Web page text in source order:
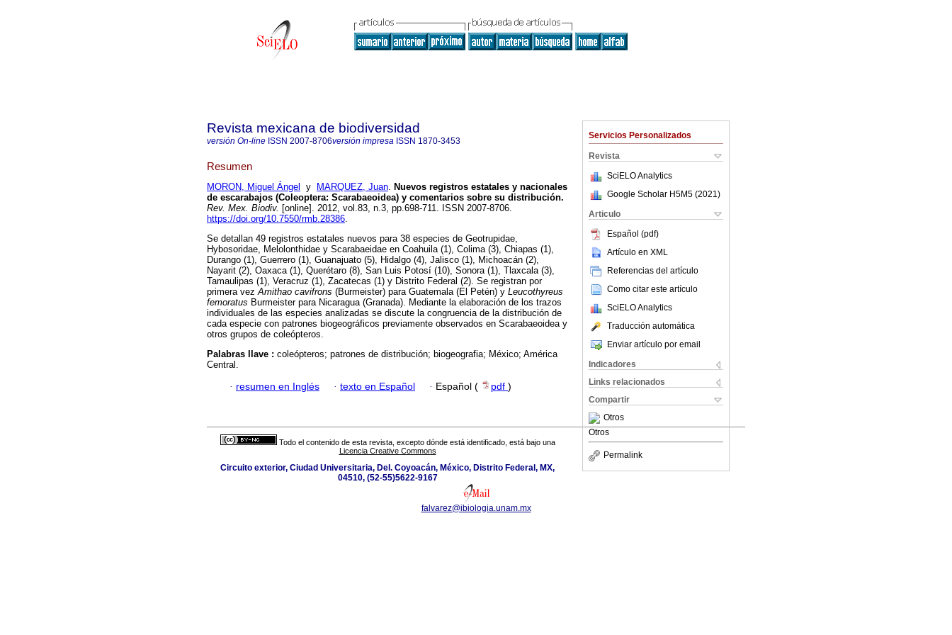
Servicios Personalizados
Revista
SciELO Analytics
Google Scholar H5M5 (2021 )
Articulo
Español (pdf)
Artículo en XML
Referencias del artículo
Como citar este artículo
SciELO Analytics
Traducción automática
Enviar artículo por email
Indicadores
Links relacionados
Compartir
Otros
Otros
Permalink
Revista mexicana de biodiversidad
versión On-line ISSN 2007-8706versión impresa ISSN 1870-3453
Resumen
MORON, Miguel Ángel y MARQUEZ, Juan. Nuevos registros estatales y nacionales
de escarabajos (Coleoptera: Scarabaeoidea) y comentarios sobre su distribución.
Rev. Mex. Biodiv. [online]. 2012, vol.83, n.3, pp.698-711. ISSN 2007-8706.
https://doi.org/10.7550/rmb.28386.
Se detallan 49 registros estatales nuevos para 38 especies de Geotrupidae,
Hybosoridae, Melolonthidae y Scarabaeidae en Coahuila (1), Colima (3), Chiapas (1),
Durango (1), Guerrero (1), Guanajuato (5), Hidalgo (4), Jalisco (1), Michoacán (2),
Nayarit (2), Oaxaca (1), Querétaro (8), San Luis Potosí (10), Sonora (1), Tlaxcala (3),
Tamaulipas (1), Veracruz (1), Zacatecas (1) y Distrito Federal (2). Se registran por
primera vezAmithao cavifrons (Burmeister) para Guatemala (El Petén) y Leucothyreus
femoratus Burmeister para Nicaragua (Granada). Mediante la elaboración de los trazos
individuales de las especies analizadas se discute la congruencia de la distribución de
cada especie con patrones biogeográficos previamente observados en Scarabaeoidea y
otros grupos de coleópteros.
Palabras llave : coleópteros; patrones de distribución; biogeografia; México; América
Central.
· resumen en Inglés · texto en Español · Español ( pdf )
Todo el contenido de esta revista, excepto dónde está identificado, está bajo una
Licencia Creative Commons
Circuito exterior, Ciudad Universitaria, Del. Coyoacán, México, Distrito Federal, MX,
04510, (52-55)5622-9167
falvarez@ibiologia.unam.mx